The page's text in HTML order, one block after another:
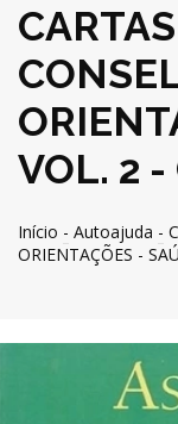
VOL. 2 -
Início - Autoajuda -
ORIENTAÇÕES -